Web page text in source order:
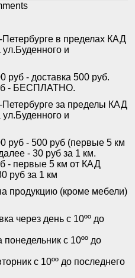
в пределах КАД
ул.Буденного и
руб - доставка 500 руб.
- БЕСПЛАТНО.
Петербурге за пределы КАД
ул.Буденного и
руб - 500 руб (первые 5 км
- 30 руб за 1 км.
- первые 5 км от КАД
руб за 1 км
продукцию (кроме мебели)
через день с 10ºº до
понедельник с 10ºº до
с 10ºº до последнего